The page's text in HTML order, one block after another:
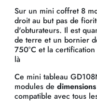
Sur un mini coffret 8
droit au but pas de
d'obturateurs. Il est
de terre et un bornier
750°C et la
là
Ce mini tableau
modules de
compatible avec tous